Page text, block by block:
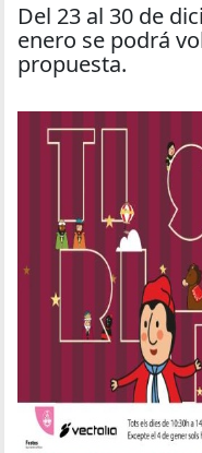
Del 23 al 30 de
enero se podrá
propuesta.